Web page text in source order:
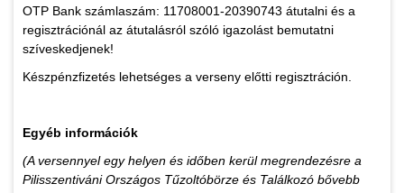
OTP Bank számlaszám: 11708001-20390743 átutalni és a
regisztrációnál az átutalásról szóló igazolást bemutatni
szíveskedjenek!
Készpénzfizetés lehetséges a verseny előtti regisztráción.
Egyéb információk
(A versennyel egy helyen és időben kerül megrendezésre a
Pilisszentiváni Országos Tűzoltóbörze és Találkozó bővebb